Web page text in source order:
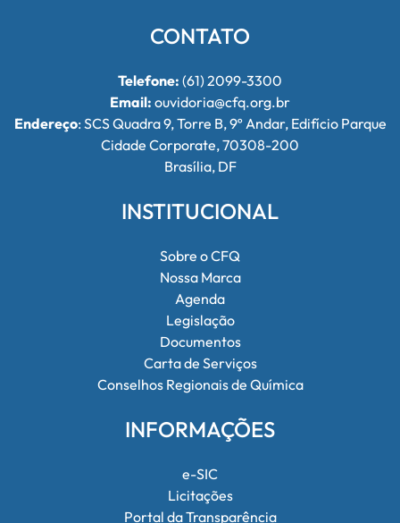
CONTATO
Telefone: (61) 2099-3300
Email: ouvidoria@cfq.org.br
Endereço: SCS Quadra 9, Torre B, 9º Andar, Edifício Parque
Cidade Corporate, 70308-200
Brasília, DF
INSTITUCIONAL
Sobre o CFQ
Nossa Marca
Agenda
Legislação
Documentos
Carta de Serviços
Conselhos Regionais de Química
INFORMAÇÕES
e-SIC
Licitações
Portal da Transparência